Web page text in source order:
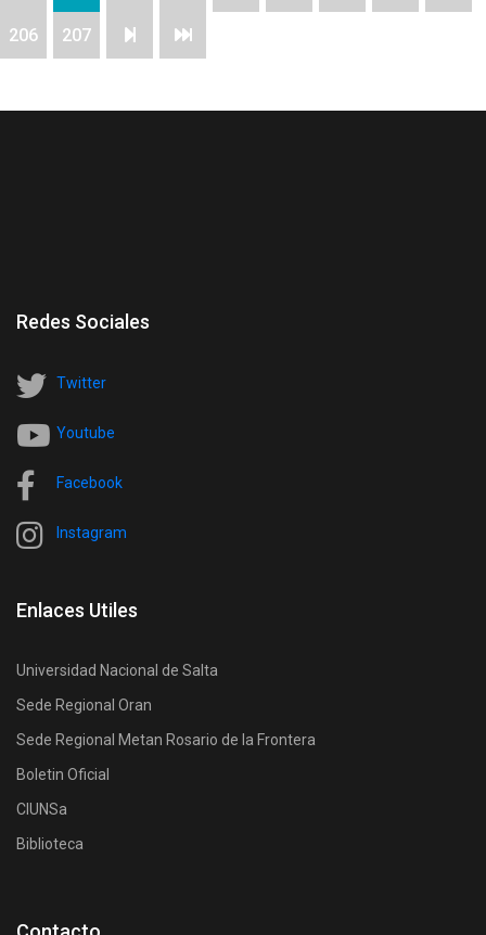
206 207
Redes Sociales
Twitter
Youtube
Facebook
Instagram
Enlaces Utiles
Universidad Nacional de Salta
Sede Regional Oran
Sede Regional Metan Rosario de la Frontera
Boletin Oficial
CIUNSa
Biblioteca